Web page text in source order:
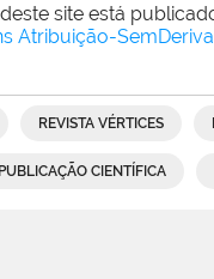
site está
Atribuição-
REVISTA VÉRTICES
PUBLICAÇÃO CIENTÍFICA